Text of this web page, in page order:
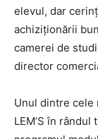
elevul, dar
achiziţionării
camerei de
director
Unul dintre cele
LEM’S în